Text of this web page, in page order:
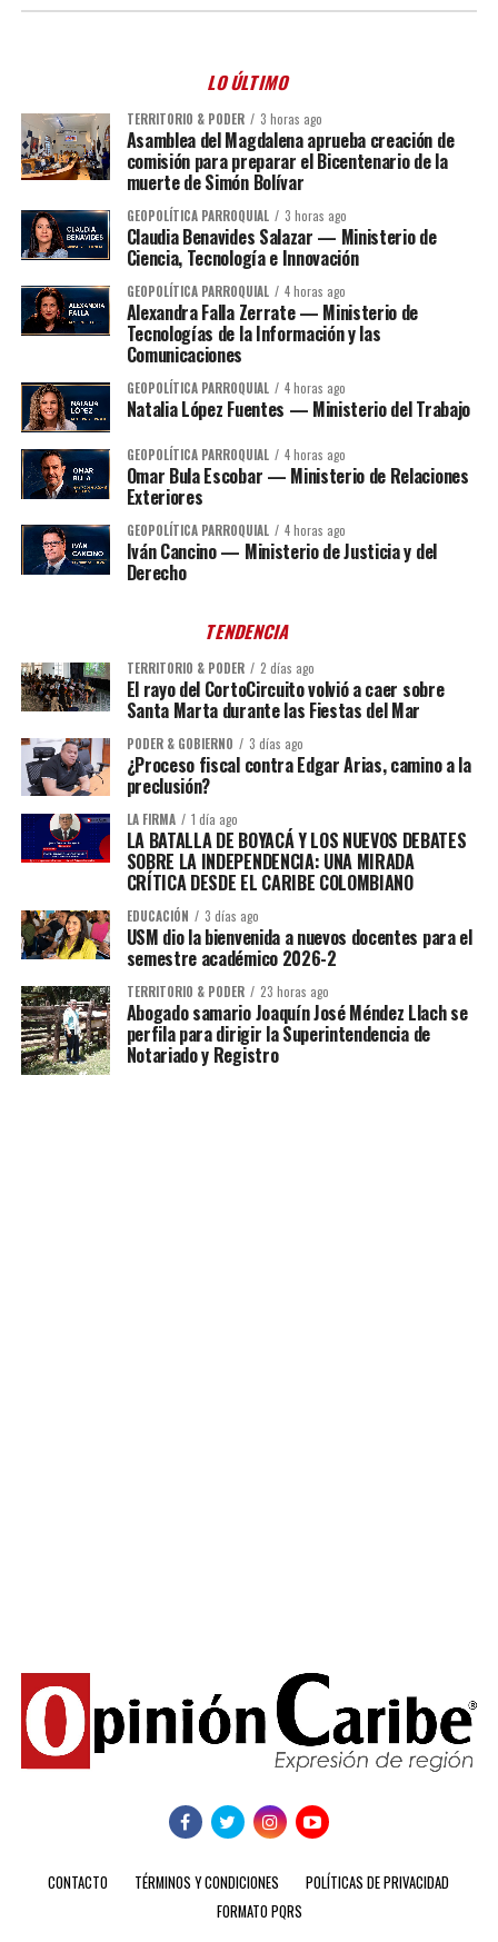
LO ÚLTIMO
TERRITORIO & PODER 3 horas ago
Asamblea del Magdalena aprueba creación de
comisión para preparar el Bicentenario de la
muerte de Simón Bolívar
GEOPOLÍTICA PARROQUIAL 3 horas ago
Claudia Benavides Salazar — Ministerio de
Ciencia, Tecnología e Innovación
GEOPOLÍTICA PARROQUIAL 4 horas ago
Alexandra Falla Zerrate — Ministerio de
Tecnologías de la Información y las
Comunicaciones
GEOPOLÍTICA PARROQUIAL 4 horas ago
Natalia López Fuentes — Ministerio del Trabajo
GEOPOLÍTICA PARROQUIAL 4 horas ago
Omar Bula Escobar — Ministerio de Relaciones
Exteriores
GEOPOLÍTICA PARROQUIAL 4 horas ago
Iván Cancino — Ministerio de Justicia y del
Derecho
TENDENCIA
TERRITORIO & PODER 2 días ago
El rayo del CortoCircuito volvió a caer sobre
Santa Marta durante las Fiestas del Mar
PODER & GOBIERNO 3 días ago
¿Proceso fiscal contra Edgar Arias, camino a la
preclusión?
LA FIRMA 1 día ago
LA BATALLA DE BOYACÁ Y LOS NUEVOS DEBATES
SOBRE LA INDEPENDENCIA: UNA MIRADA
CRÍTICA DESDE EL CARIBE COLOMBIANO
EDUCACIÓN 3 días ago
USM dio la bienvenida a nuevos docentes para el
semestre académico 2026-2
TERRITORIO & PODER 23 horas ago
Abogado samario Joaquín José Méndez Llach se
perfila para dirigir la Superintendencia de
Notariado y Registro
CONTACTO TÉRMINOS Y CONDICIONES
POLÍTICAS DE PRIVACIDAD
FORMATO PQRS